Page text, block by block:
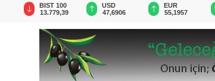
BIST 100
13.779,39
USD
47,6906
EUR
55,1957